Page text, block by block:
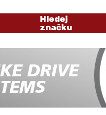
Hledej
značku